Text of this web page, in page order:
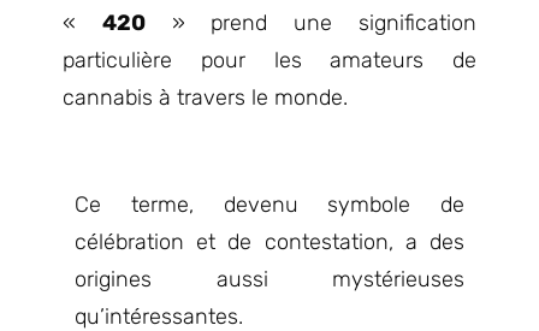
«420 » prend une signification
particulière pour les amateurs de
cannabis à travers le monde.
Ce terme, devenu symbole de
célébration et de contestation, a des
origines aussi mystérieuses
qu’intéressantes.